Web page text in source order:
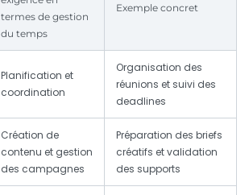
termes de gestion
du temps
Exemple concret
Planification et
coordination
Organisation des
réunions et suivi des
deadlines
Création de
contenu et gestion
des campagnes
Préparation des briefs
créatifs et validation
des supports